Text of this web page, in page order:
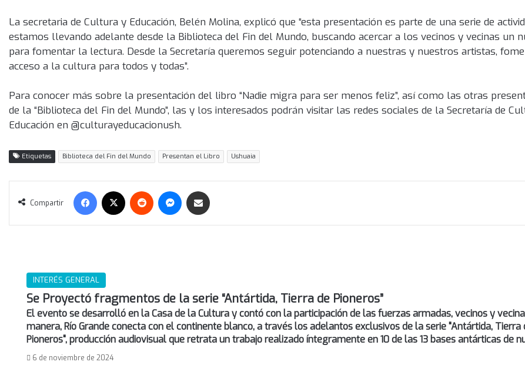
La secretaria de Cultura y Educación, Belén Molina, explicó que “esta presentación es parte de una serie de
estamos llevando adelante desde la Biblioteca del Fin del Mundo, buscando acercar a los vecinos y vecinas un
para fomentar la lectura. Desde la Secretaría queremos seguir potenciando a nuestras y nuestros artistas,
acceso a la cultura para todos y todas”.
Para conocer más sobre la presentación del libro “Nadie migra para ser menos feliz”, así como las otras
de la “Biblioteca del Fin del Mundo”, las y los interesados podrán visitar las redes sociales de la Secretaría de
Educación en @culturayeducacionush.
Etiquetas Biblioteca del Fin del Mundo Presentan el Libro Ushuaia
Compartir
Facebook Reddit Messenger